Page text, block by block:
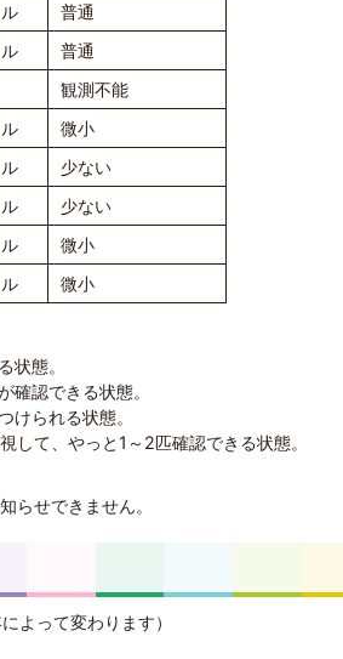
普通
普通
観測不能
微小
少ない
少ない
微小
微小
状態。
確認できる状態。
けられる状態。
して、やっと1～2匹確認できる状態。
らせできません。
よって変わります）